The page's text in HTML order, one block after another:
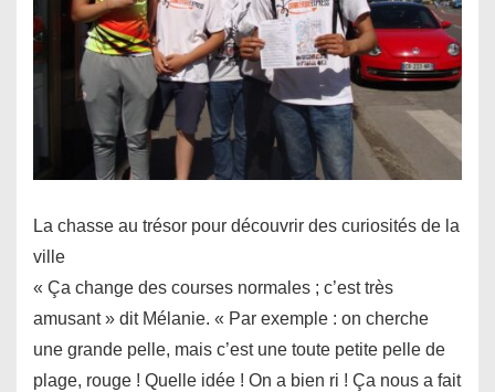
La chasse au trésor pour découvrir des curiosités de la
ville
« Ça change des courses normales ; c’est très
amusant » dit Mélanie. « Par exemple : on cherche
une grande pelle, mais c’est une toute petite pelle de
plage, rouge ! Quelle idée ! On a bien ri ! Ça nous a fait